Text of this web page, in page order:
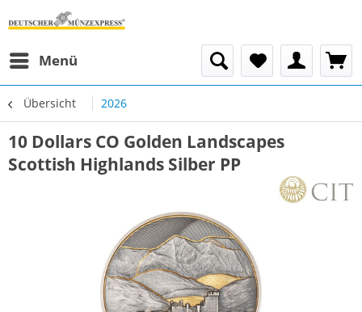
Menü
Übersicht 2026
10 Dollars CO Golden Landscapes
Scottish Highlands Silber PP